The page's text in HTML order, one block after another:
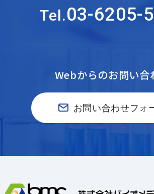
Tel.03-6205-
Webからのお問い合
お問い合わせフォ